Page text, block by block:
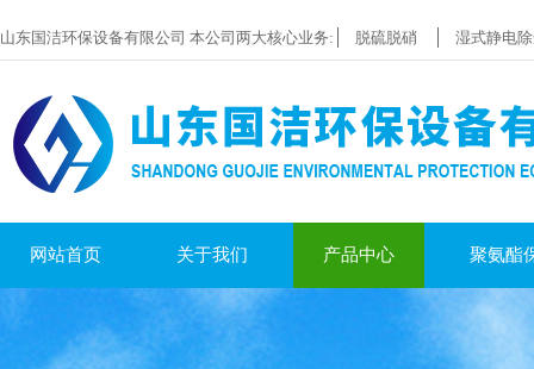
山东国洁环保设备有限公司 本公司两大核心业务: 脱硫脱硝 湿式静电
网站首页 关于我们 产品中心 聚氨酯